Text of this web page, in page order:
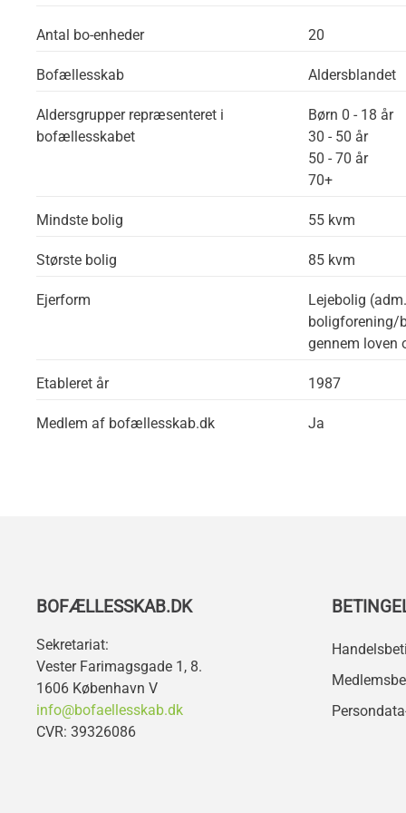
Antal bo-enheder 20
Bofællesskab Aldersblandet
Aldersgrupper repræsenteret i
bofællesskabet
Børn 0 - 18 år
30 - 50 år
50 - 70 år
70+
Mindste bolig 55 kvm
Største bolig 85 kvm
Ejerform
Lejebolig
boligforening/
gennem loven
Etableret år 1987
Medlem af bofællesskab.dk Ja
BOFÆLLESSKAB.DK
Sekretariat:
Vester Farimagsgade 1, 8.
1606 København V
info@bofaellesskab.dk
CVR: 39326086